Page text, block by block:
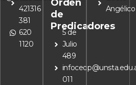
421316
381
620
1120
Orden
de
Predicadores
5 de
Julio
489
011
Angélico